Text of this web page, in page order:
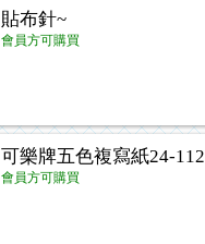
貼布針~
會員方可購買
可樂牌五色複寫紙24-112
會員方可購買